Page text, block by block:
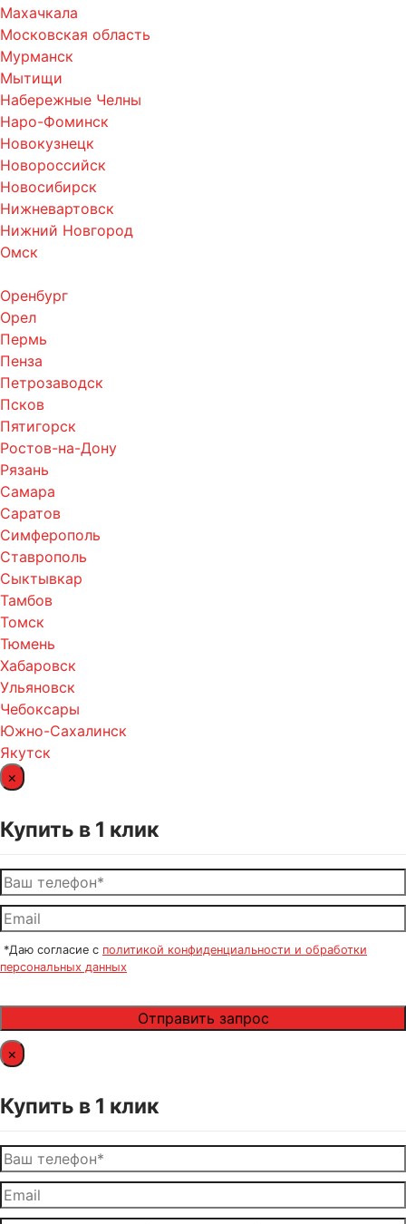
Махачкала
Московская область
Мурманск
Мытищи
Набережные Челны
Наро-Фоминск
Новокузнецк
Новороссийск
Новосибирск
Нижневартовск
Нижний Новгород
Омск
Оренбург
Орел
Пермь
Пенза
Петрозаводск
Псков
Пятигорск
Ростов-на-Дону
Рязань
Самара
Саратов
Симферополь
Ставрополь
Сыктывкар
Тамбов
Томск
Тюмень
Хабаровск
Ульяновск
Чебоксары
Южно-Сахалинск
Якутск
×
Купить в 1 клик
*Даю согласие с политикой конфиденциальности и обработки
персональных данных
×
Купить в 1 клик